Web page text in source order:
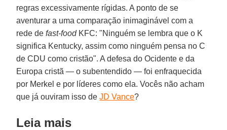
regras excessivamente rígidas. A ponto de se
aventurar a uma comparação inimaginável com a
rede defast-foodKFC: "Ninguém se lembra que o K
significa Kentucky, assim como ninguém pensa no C
de CDU como cristão". A defesa do Ocidente e da
Europa cristã — o subentendido — foi enfraquecida
por Merkel e por líderes como ela. Vocês não acham
que já ouviram isso deJD Vance?
Leia mais